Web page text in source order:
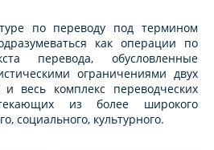
по переводу под термином
как операции по
перевода, обусловленные
ограничениями двух
весь комплекс переводческих
из более широкого
социального, культурного.